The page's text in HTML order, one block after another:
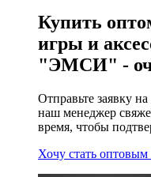
Купить
игры и
"ЭМСИ" -
Отправьте заявку
наш менеджер
время, чтобы
Хочу стать оптовым